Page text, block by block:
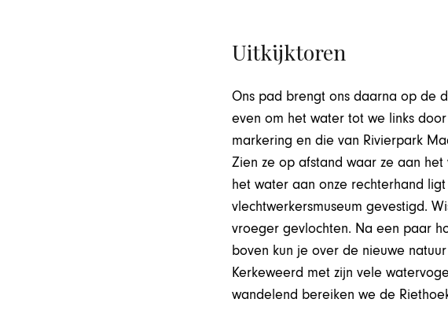
Uitkijktoren
Ons pad brengt ons daarna op de
even om het water tot we links
markering en die van Rivierpark
Zien ze op afstand waar ze aan
het water aan onze rechterhand
vlechtwerkersmuseum gevestigd.
vroeger gevlochten. Na een paar
boven kun je over de nieuwe
Kerkeweerd met zijn vele
wandelend bereiken we de